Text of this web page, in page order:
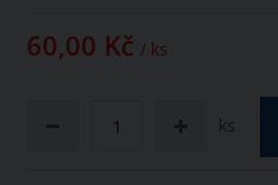
60,00 Kč / ks
ks